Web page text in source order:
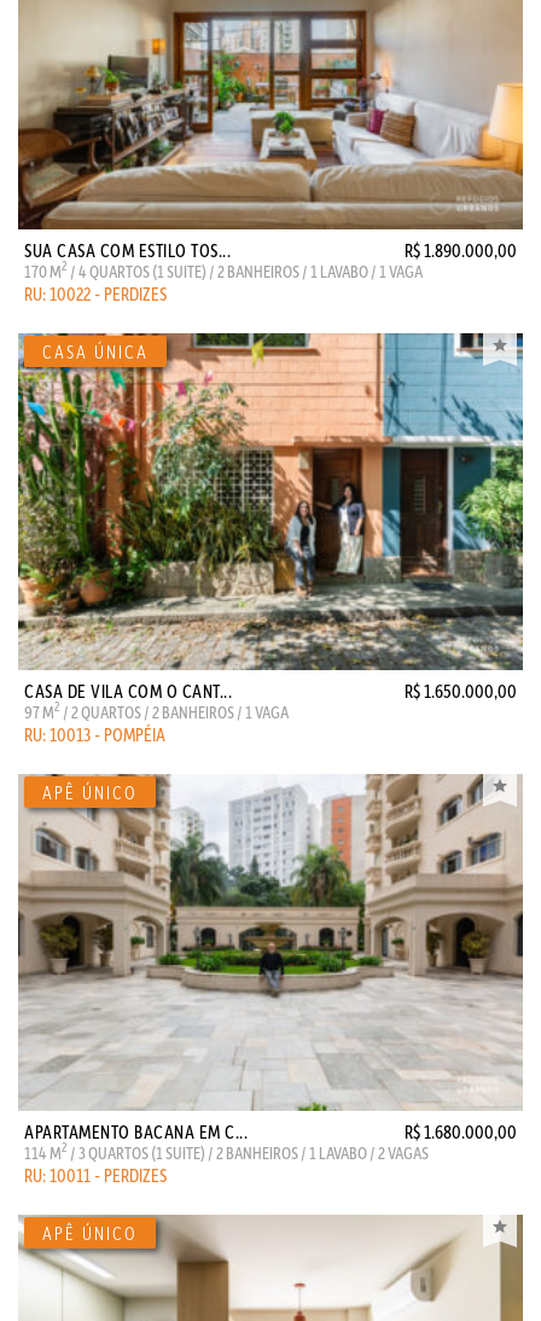
SUA CASA COM ESTILO TOS... R$ 1.890.000,00
170 M2 / 4 QUARTOS (1 SUITE) / 2 BANHEIROS / 1 LAVABO / 1 VAGA
RU: 10022 - PERDIZES
CASA DE VILA COM O CANT... R$ 1.650.000,00
97 M2 / 2 QUARTOS / 2 BANHEIROS / 1 VAGA
RU: 10013 - POMPÉIA
APARTAMENTO BACANA EM C... R$ 1.680.000,00
114 M2 / 3 QUARTOS (1 SUITE) / 2 BANHEIROS / 1 LAVABO / 2 VAGAS
RU: 10011 - PERDIZES